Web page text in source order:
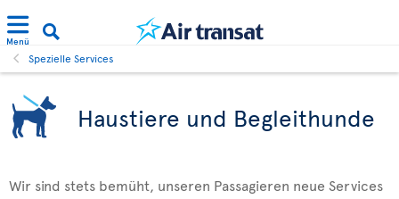
Menü
Spezielle Services
Haustiere und Begleithunde
Wir sind stets bemüht, unseren Passagieren neue Services